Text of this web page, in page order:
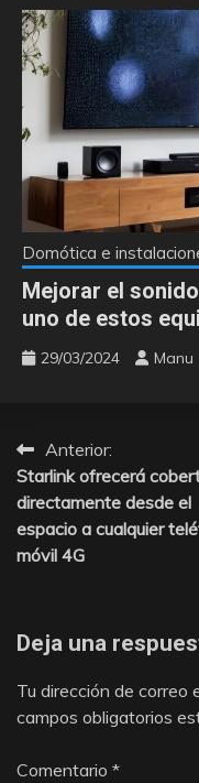
Domótica e
Mejorar el
uno de estos
29/03/2024 Manu
Navegación
de
entradas
Anterior:
Starlink ofrecerá
directamente desde el
espacio a cualquier
móvil 4G
Deja una
Tu dirección de correo
campos obligatorios
Comentario *